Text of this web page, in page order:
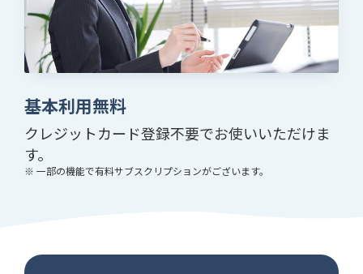
基本利用無料
クレジットカード登録不要でお使いいただけま
す。
※ 一部の機能で有料サブスクリプションがございます。